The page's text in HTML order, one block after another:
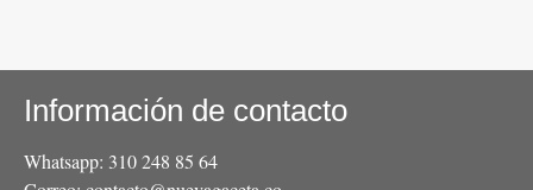
Información de contacto
Whatsapp: 310 248 85 64